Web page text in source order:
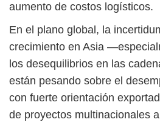
aumento de costos logísticos.
En el plano global, la
crecimiento en Asia
los desequilibrios en las
están pesando sobre el
con fuerte orientación
de proyectos multinacionales